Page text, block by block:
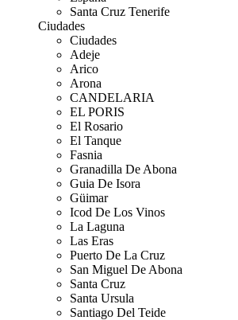
Santa Cruz Tenerife
Ciudades
Ciudades
Adeje
Arico
Arona
CANDELARIA
EL PORIS
El Rosario
El Tanque
Fasnia
Granadilla De Abona
Guia De Isora
Güimar
Icod De Los Vinos
La Laguna
Las Eras
Puerto De La Cruz
San Miguel De Abona
Santa Cruz
Santa Ursula
Santiago Del Teide